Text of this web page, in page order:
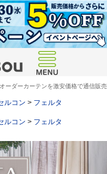
ーダーカーテンを激安価格で通信販売
ルコン > フェルタ
ルコン > フェルタ